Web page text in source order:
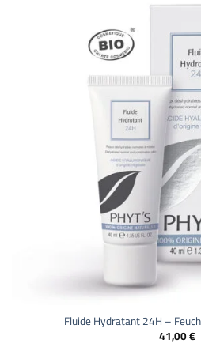
Fluide Hydratant 24H –
41,00€